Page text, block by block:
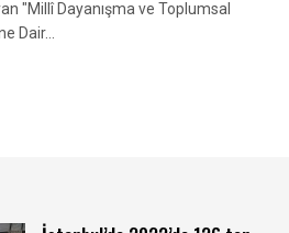
"Millî Dayanışma ve Toplumsal
Dair...